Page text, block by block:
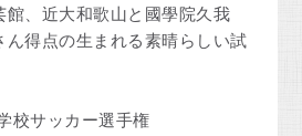
館、近大和歌山と國學院久我
ん得点の生まれる素晴らしい試
校サッカー選手権